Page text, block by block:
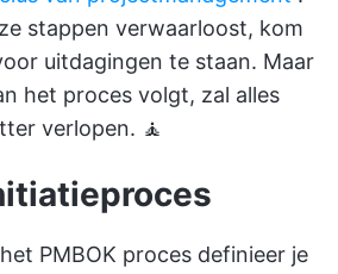
stappen verwaarloost, kom
uitdagingen te staan. Maar
het proces volgt, zal alles
verlopen. 🧘
PMBOK proces definieer je